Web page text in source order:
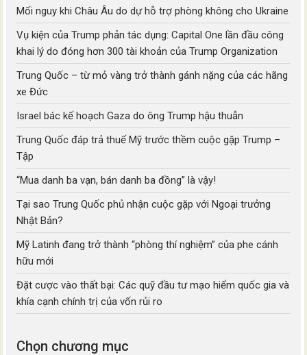
Mối nguy khi Châu Âu do dự hỗ trợ phòng không cho Ukraine
Vụ kiện của Trump phản tác dụng: Capital One lần đầu công
khai lý do đóng hơn 300 tài khoản của Trump Organization
Trung Quốc – từ mỏ vàng trở thành gánh nặng của các hãng
xe Đức
Israel bác kế hoạch Gaza do ông Trump hậu thuẫn
Trung Quốc đáp trả thuế Mỹ trước thềm cuộc gặp Trump –
Tập
“Mua danh ba vạn, bán danh ba đồng” là vậy!
Tại sao Trung Quốc phủ nhận cuộc gặp với Ngoại trưởng
Nhật Bản?
Mỹ Latinh đang trở thành “phòng thí nghiệm” của phe cánh
hữu mới
Đặt cược vào thất bại: Các quỹ đầu tư mạo hiểm quốc gia và
khía cạnh chính trị của vốn rủi ro
Chọn chương mục